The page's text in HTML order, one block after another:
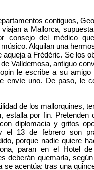
contiguos,
a Mallorca,
consejo del médico
Alquilan una
a Frédéric. Se los
Valldemosa, antiguo
le escribe a su
envíe uno. De paso, le
de los mallorquines,
estalla por fin. Pretenden
diplomacia y gritos
el 13 de febrero son
porque nadie quiere
paran en el Hotel
deberán quemarla,
acentúa: tras una